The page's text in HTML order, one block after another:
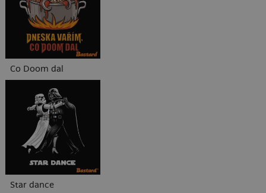
Co Doom dal
Star dance